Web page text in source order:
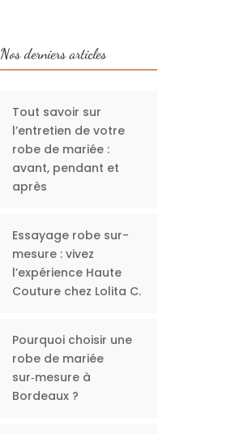
Nos derniers articles
Tout savoir sur
l’entretien de votre
robe de mariée :
avant, pendant et
après
Essayage robe sur-
mesure : vivez
l’expérience Haute
Couture chez Lolita C.
Pourquoi choisir une
robe de mariée
sur‑mesure à
Bordeaux ?